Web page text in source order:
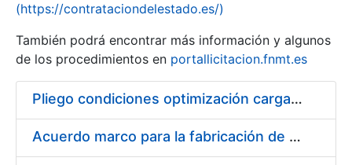
Show/Hide
(https://contrataciondelestado.es/)
También podrá encontrar más información y algunos
de los procedimientos en portallicitacion.fnmt.es
Pliego condiciones optimización cargas compras firmado
Acuerdo marco para la fabricación de piezas